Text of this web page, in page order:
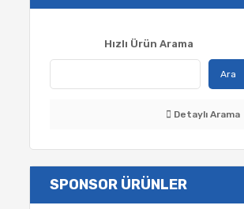
Hızlı Ürün Arama
Ara
Detaylı Arama
SPONSOR ÜRÜNLER